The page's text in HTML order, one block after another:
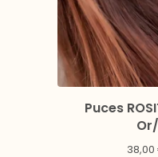
Puces
38,00